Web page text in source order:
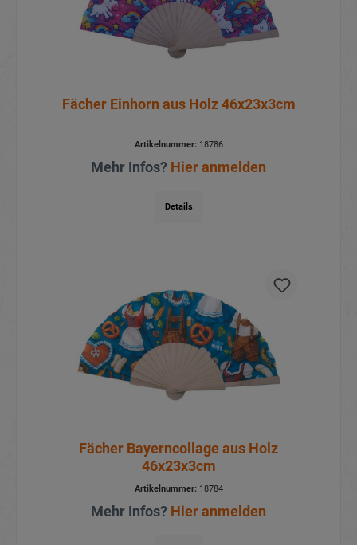
Fächer Einhorn aus Holz 46x23x3cm
Artikelnummer:18786
Mehr Infos? Hier anmelden
Details
Fächer Bayerncollage aus Holz
46x23x3cm
Artikelnummer:18784
Mehr Infos? Hier anmelden